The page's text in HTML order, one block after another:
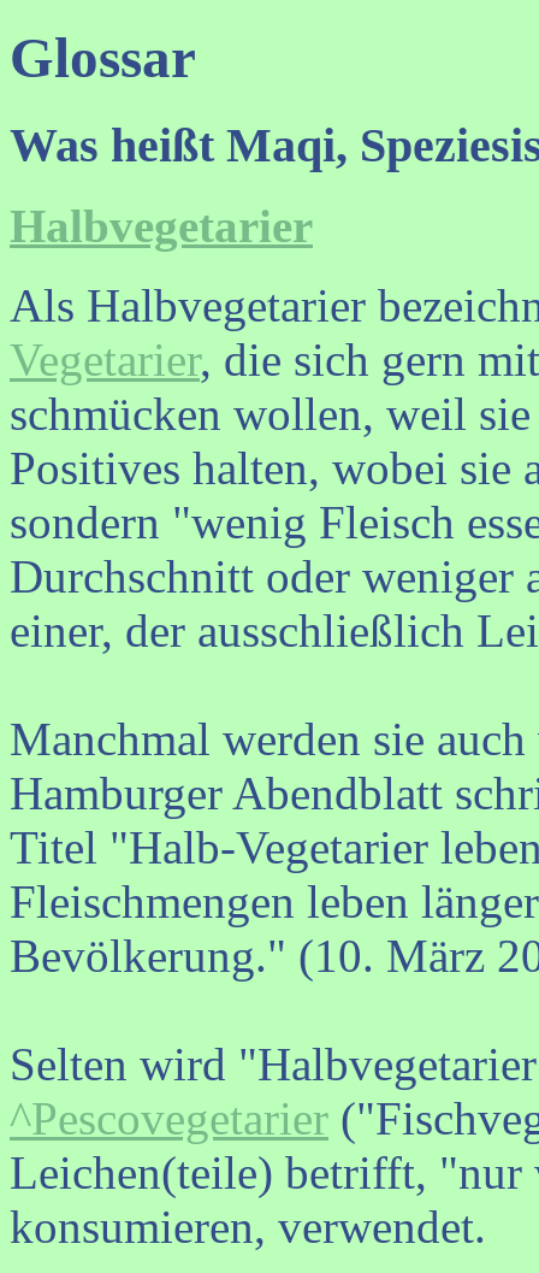
Glossar
Was heißt Maqi,
Halbvegetarier
Als Halbvegetarier
Vegetarier, die sich gern
schmücken wollen, weil
Positives halten, wobei sie
sondern "wenig Fleisch
Durchschnitt oder weniger
einer, der ausschließlich
Manchmal werden sie
Hamburger Abendblatt
Titel "Halb-Vegetarier
Fleischmengen leben
Bevölkerung." (10. März
Selten wird
^Pescovegetarier
Leichen(teile) betrifft, "nur
konsumieren, verwendet.